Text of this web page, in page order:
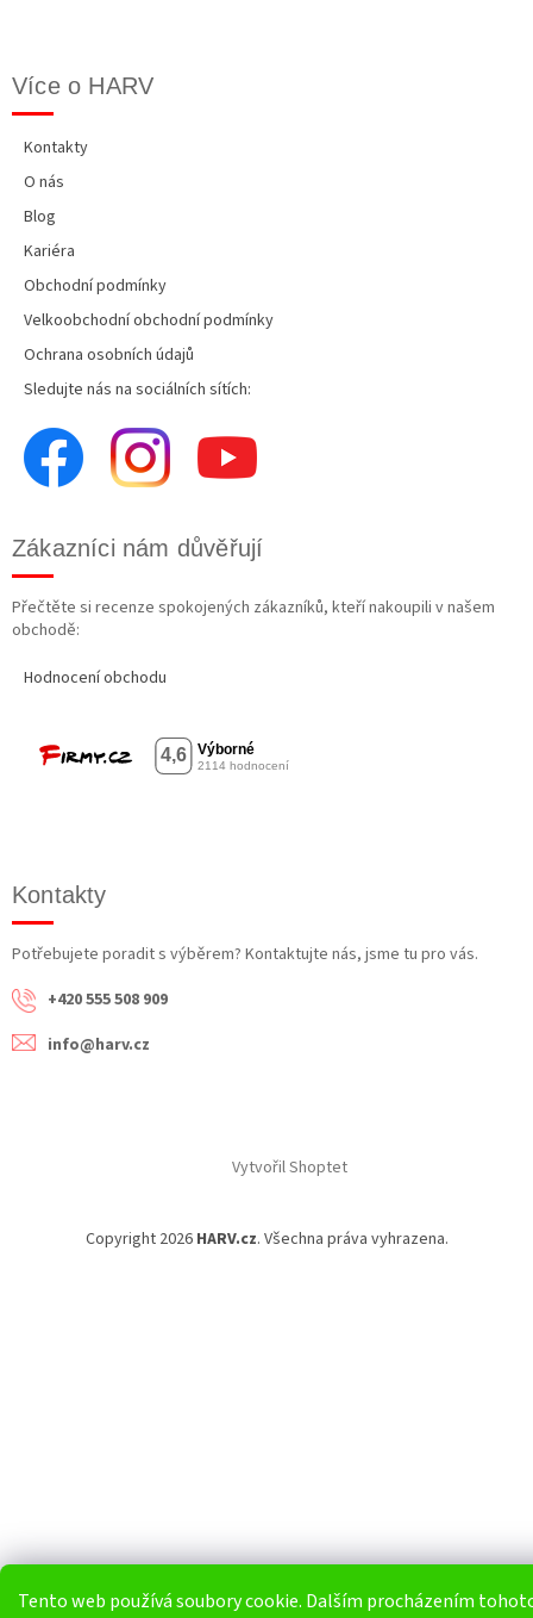
Tento web používá soubory cookie. Dalším procházením
Více o HARV
Kontakty
O nás
Blog
Kariéra
Obchodní podmínky
Velkoobchodní obchodní podmínky
Ochrana osobních údajů
Sledujte nás na sociálních sítích:
Zákazníci nám důvěřují
Přečtěte si recenze spokojených zákazníků, kteří nakoupili v našem
obchodě:
Hodnocení obchodu
Kontakty
Potřebujete poradit s výběrem? Kontaktujte nás, jsme tu pro vás.
+420 555 508 909
info@harv.cz
Vytvořil Shoptet
Copyright 2026 HARV.cz. Všechna práva vyhrazena.